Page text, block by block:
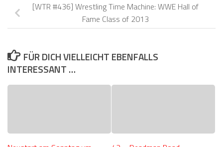
[WTR #436] Wrestling Time Machine: WWE Hall of
Fame Class of 2013
FÜR DICH VIELLEICHT EBENFALLS
INTERESSANT …